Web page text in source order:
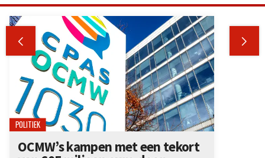
 
POLITIEK
OCMW’s kampen met een tekort